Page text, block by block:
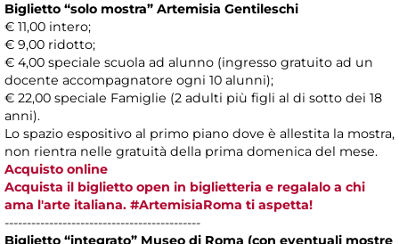
Biglietto “solo mostra” Artemisia Gentileschi
€ 11,00 intero;
€ 9,00 ridotto;
€ 4,00 speciale scuola ad alunno (ingresso gratuito ad un
docente accompagnatore ogni 10 alunni);
€ 22,00 speciale Famiglie (2 adulti più figli al di sotto dei 18
anni).
Lo spazio espositivo al primo piano dove è allestita la mostra,
non rientra nelle gratuità della prima domenica del mese.
Acquisto online
Acquista il biglietto open in biglietteria e regalalo a chi
ama l'arte italiana. #ArtemisiaRoma ti aspetta!
--------------------------------------------
Biglietto “integrato” Museo di Roma (con eventuali mostre